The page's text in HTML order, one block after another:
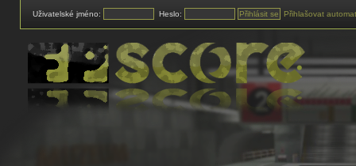
Uživatelské jméno: Heslo: Přihlašovat